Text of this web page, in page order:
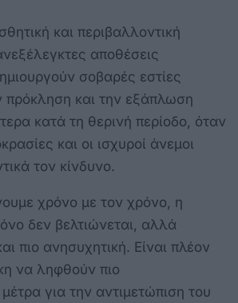
και περιβαλλοντική
αποθέσεις
σοβαρές εστίες
πρόκληση και την εξάπλωση
κατά τη θερινή περίοδο, όταν
και οι ισχυροί άνεμοι
τον κίνδυνο.
χρόνο με τον χρόνο, η
δεν βελτιώνεται, αλλά
πιο ανησυχητική. Είναι πλέον
να ληφθούν πιο
για την αντιμετώπιση του